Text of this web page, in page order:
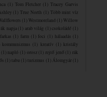
(1) Tom Fletcher (1) Tracey Garvis
(1) True North (1) Több mint víz
(1) Westmoreland (1) Willow
napja (1) arab világ (1)csokoládé
(1)
farkas (1) farm (1) foci (1) hálaadás
(1)
kommunizmus (1) kreatív (1) kristály
(1) napló (1) orosz (1) rejtő jenő (1) rák
(1) tabu (1) turizmus (1) Álomgyár (1)